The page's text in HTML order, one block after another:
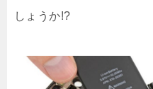
しょうか!?